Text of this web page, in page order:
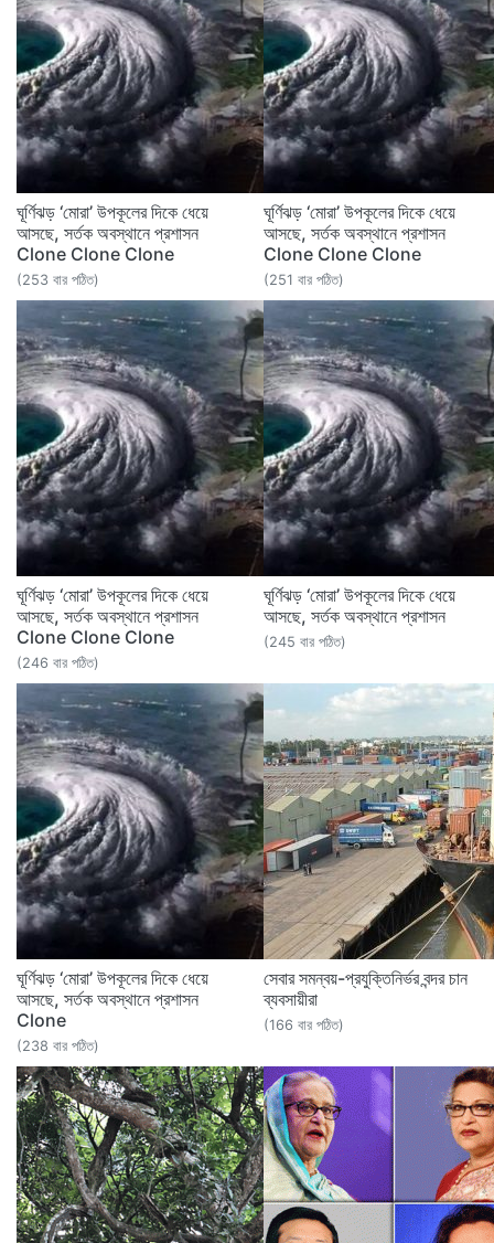
ঘূর্ণিঝড় ‘মোরা’ উপকূলের দিকে ধেয়ে
আসছে, সর্তক অবস্থানে প্রশাসন
Clone Clone Clone
(253 বার পঠিত)
ঘূর্ণিঝড় ‘মোরা’ উপকূলের দিকে ধেয়ে
আসছে, সর্তক অবস্থানে প্রশাসন
Clone Clone Clone
(251 বার পঠিত)
ঘূর্ণিঝড় ‘মোরা’ উপকূলের দিকে ধেয়ে
আসছে, সর্তক অবস্থানে প্রশাসন
Clone Clone Clone
(246 বার পঠিত)
ঘূর্ণিঝড় ‘মোরা’ উপকূলের দিকে ধেয়ে
আসছে, সর্তক অবস্থানে প্রশাসন
(245 বার পঠিত)
ঘূর্ণিঝড় ‘মোরা’ উপকূলের দিকে ধেয়ে
আসছে, সর্তক অবস্থানে প্রশাসন
Clone
(238 বার পঠিত)
সেবার সমন্বয়-প্রযুক্তিনির্ভর বন্দর চান
ব্যবসায়ীরা
(166 বার পঠিত)